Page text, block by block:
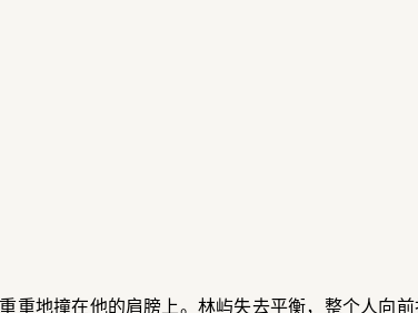
重地撞在他的肩膀上。林屿失去平衡，整个人向